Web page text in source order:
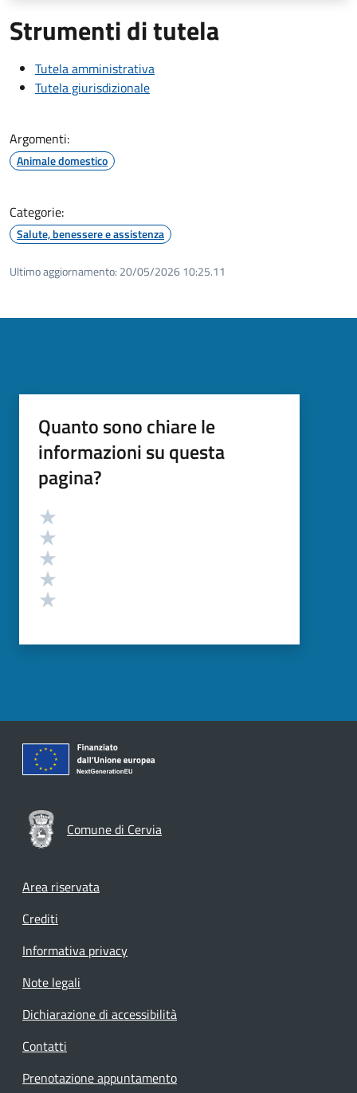
Strumenti di tutela
Tutela amministrativa
Tutela giurisdizionale
Argomenti:
Animale domestico
Categorie:
Salute, benessere e assistenza
Ultimo aggiornamento: 20/05/2026 10:25.11
Quanto sono chiare le
informazioni su questa
pagina?
Valutazione
Comune di Cervia
Footer menu
Area riservata
Crediti
Informativa privacy
Note legali
Dichiarazione di accessibilità
Contatti
Prenotazione appuntamento